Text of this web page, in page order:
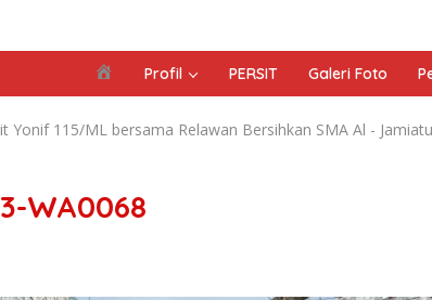
e
a
Profil PERSIT Galeri Foto
Yonif 115/ML bersama Relawan Bersihkan SMA Al -
WA0068